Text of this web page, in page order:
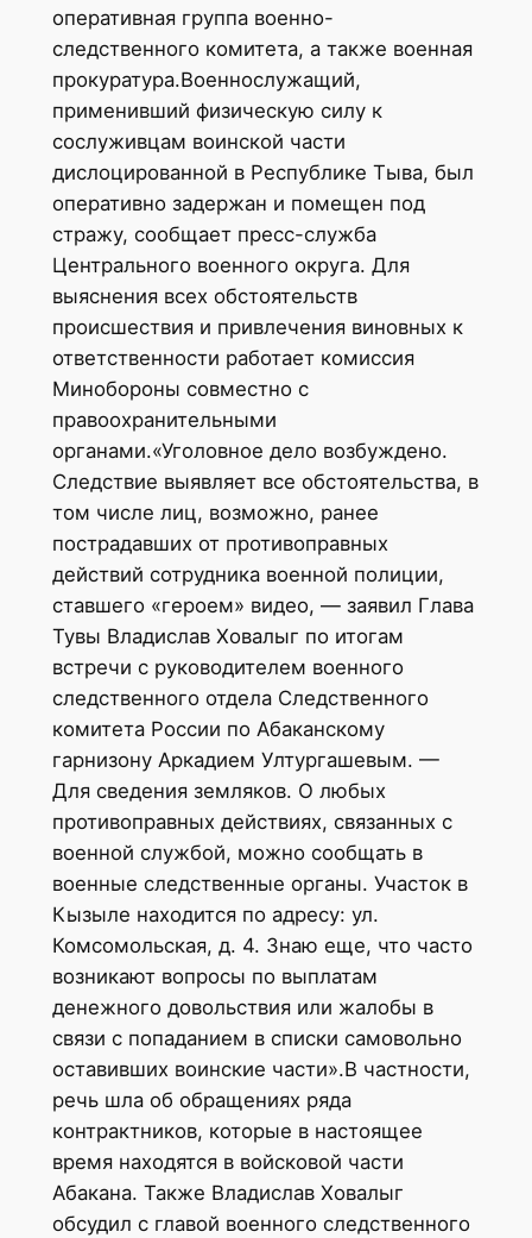
оперативная группа военно-
следственного комитета, а также военная
прокуратура.Военнослужащий,
применивший физическую силу к
сослуживцам воинской части
дислоцированной в Республике Тыва, был
оперативно задержан и помещен под
стражу, сообщает пресс-служба
Центрального военного округа. Для
выяснения всех обстоятельств
происшествия и привлечения виновных к
ответственности работает комиссия
Минобороны совместно с
правоохранительными
органами.«Уголовное дело возбуждено.
Следствие выявляет все обстоятельства, в
том числе лиц, возможно, ранее
пострадавших от противоправных
действий сотрудника военной полиции,
ставшего «героем» видео, — заявил Глава
Тувы Владислав Ховалыг по итогам
встречи с руководителем военного
следственного отдела Следственного
комитета России по Абаканскому
гарнизону Аркадием Ултургашевым. —
Для сведения земляков. О любых
противоправных действиях, связанных с
военной службой, можно сообщать в
военные следственные органы. Участок в
Кызыле находится по адресу: ул.
Комсомольская, д. 4. Знаю еще, что часто
возникают вопросы по выплатам
денежного довольствия или жалобы в
связи с попаданием в списки самовольно
оставивших воинские части».В частности,
речь шла об обращениях ряда
контрактников, которые в настоящее
время находятся в войсковой части
Абакана. Также Владислав Ховалыг
обсудил с главой военного следственного